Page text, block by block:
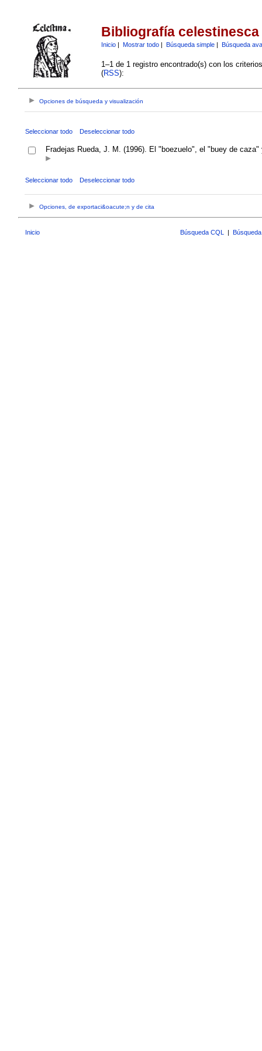
Bibliografía celestinesca
Inicio| Mostrar todo| Búsqueda simple| Búsqueda
1–1 de 1 registro encontrado(s) con los
(RSS):
Opciones de búsqueda y visualización
Seleccionar todo Deseleccionar todo
Fradejas Rueda, J. M. (1996). El "boezuelo", el "buey de
Seleccionar todo Deseleccionar todo
Opciones, de exportaci&oacute;n y de cita
Inicio Búsqueda CQL |